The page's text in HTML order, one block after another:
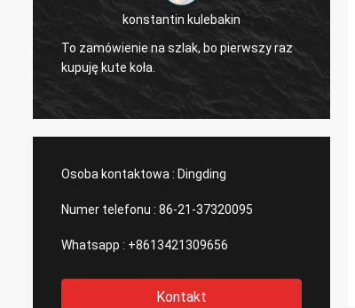
kulebakin
na szlak, bo pierwszy raz
Lucas
niesamowite koło,
Osoba kontaktowa : Dingding
Numer telefonu : 86-21-37320095
Whatsapp : +8613421309656
Kontakt